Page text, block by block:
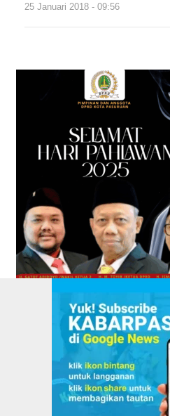
25 Januari 2018 - 09:56
TENTANG KABARPAS
PEDOMAN MEDIA SIBER
VERIFIKASI